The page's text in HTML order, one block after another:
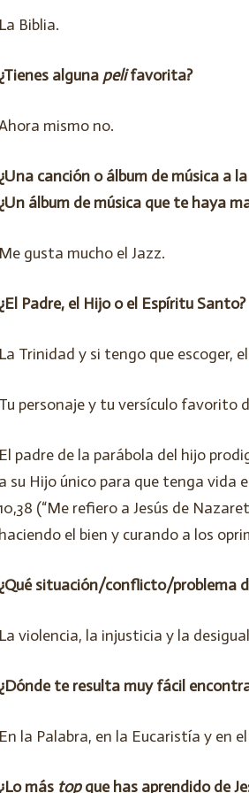
La Biblia.
¿Tienes alguna pelifavorita?
mismo no.
¿Una canción o álbum de música a
¿Un álbum de música que te haya
Me gusta mucho el Jazz.
¿El Padre, el Hijo o el Espíritu Santo?
La Trinidad y si tengo que escoger,
Tu personaje y tu versículo favorito
El padre de la parábola del hijo
a su Hijo único para que tenga vida
(“Me refiero a Jesús de
haciendo el bien y curando a los
¿Qué situación/conflicto/problema
La violencia, la injusticia y la
¿Dónde te resulta muy fácil
En la Palabra, en la Eucaristía y en
¿Lo más topque has aprendido de